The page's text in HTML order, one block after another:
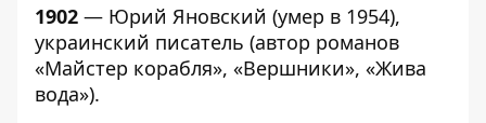
1902 — Юрий Яновский (умер в 1954),
украинский писатель (автор романов
«Майстер корабля», «Вершники», «Жива
вода»).